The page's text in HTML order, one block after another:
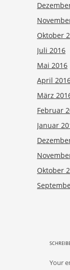
Oktober
Juli 2016
Mai 2016
April
März
Februar
Januar
Oktober
Your